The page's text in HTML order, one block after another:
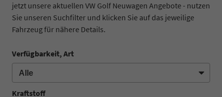
jetzt unsere aktuellen VW Golf Neuwagen Angebote - nutzen
Sie unseren Suchfilter und klicken Sie auf das jeweilige
Fahrzeug für nähere Details.
Verfügbarkeit, Art
Kraftstoff